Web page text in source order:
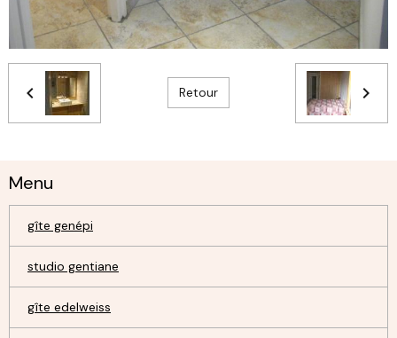
Retour
Menu
gîte genépi
studio gentiane
gîte edelweiss